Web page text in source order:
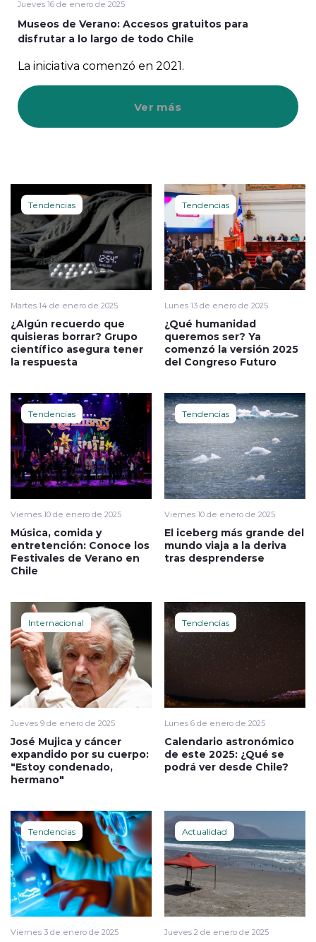
Jueves 16 de enero de 2025
Museos de Verano: Accesos gratuitos para
disfrutar a lo largo de todo Chile
La iniciativa comenzó en 2021.
Ver más
Tendencias
Martes 14 de enero de 2025
¿Algún recuerdo que
quisieras borrar? Grupo
científico asegura tener
la respuesta
Tendencias
Lunes 13 de enero de 2025
¿Qué humanidad
queremos ser? Ya
comenzó la versión 2025
del Congreso Futuro
Tendencias
Viernes 10 de enero de 2025
Música, comida y
entretención: Conoce los
Festivales de Verano en
Chile
Tendencias
Viernes 10 de enero de 2025
El iceberg más grande del
mundo viaja a la deriva
tras desprenderse
Internacional
Jueves 9 de enero de 2025
José Mujica y cáncer
expandido por su cuerpo:
"Estoy condenado,
hermano"
Tendencias
Lunes 6 de enero de 2025
Calendario astronómico
de este 2025: ¿Qué se
podrá ver desde Chile?
Tendencias
Viernes 3 de enero de 2025
Actualidad
Jueves 2 de enero de 2025